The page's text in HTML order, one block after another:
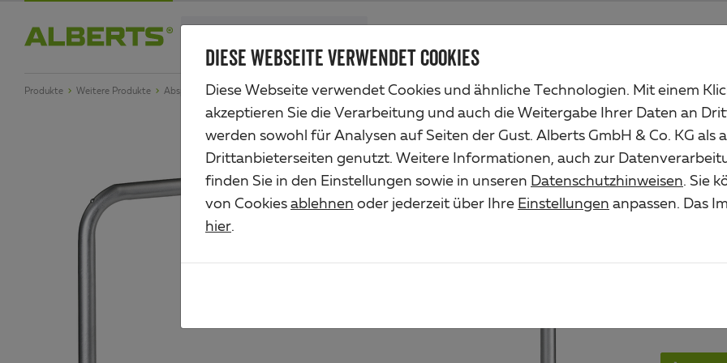
DIESE WEBSEITE VERWENDET COOKIES
Diese Webseite verwendet Cookies und ähnliche Technologien. Mit einem
akzeptieren Sie die Verarbeitung und auch die Weitergabe Ihrer Daten an
werden sowohl für Analysen auf Seiten der Gust. Alberts GmbH & Co. KG als
Drittanbieterseiten genutzt. Weitere Informationen, auch zur
finden Sie in den Einstellungen sowie in unseren Datenschutzhinweisen. Sie
von Cookies ablehnen oder jederzeit über Ihre Einstellungen anpassen. Das
hier.
Haupt-
Produkte Weitere Produkte Absperrungen & Schranken Schutzbügel Ratio ohne Querrohr
Material/
Stahl